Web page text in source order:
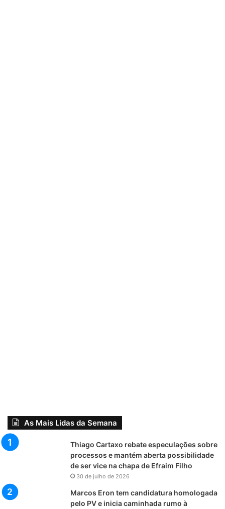
As Mais Lidas da Semana
Thiago Cartaxo rebate especulações sobre
processos e mantém aberta possibilidade
de ser vice na chapa de Efraim Filho
30 de julho de 2026
Marcos Eron tem candidatura homologada
pelo PV e inicia caminhada rumo à